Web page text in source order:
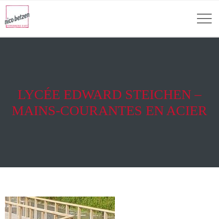
LYCÉE EDWARD STEICHEN –
MAINS-COURANTES EN ACIER